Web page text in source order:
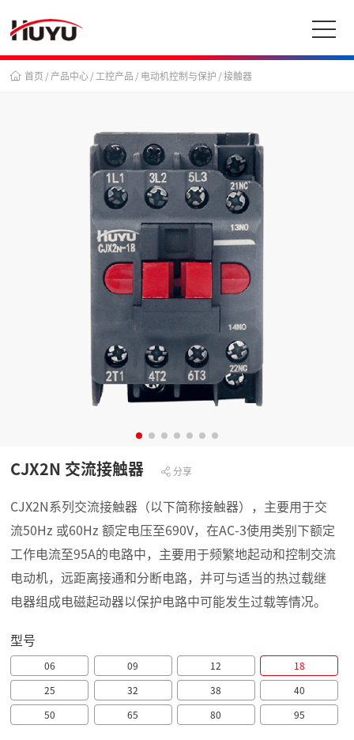
首页 / 产品中心 / 工控产品 / 电动机控制与保护 / 接触器
CJX2N 交流接触器 分享
CJX2N系列交流接触器（以下简称接触器），主要用于交
流50Hz 或60Hz 额定电压至690V，在AC-3使用类别下额定
工作电流至95A的电路中，主要用于频繁地起动和控制交流
电动机，远距离接通和分断电路，并可与适当的热过载继
电器组成电磁起动器以保护电路中可能发生过载等情况。
型号
06 09 12 18
25 32 38 40
50 65 80 95